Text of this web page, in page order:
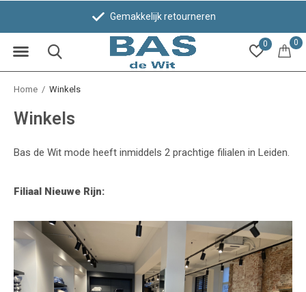
0 0
Gemakkelijk retourneren
Home Winkels
Winkels
Bas de Wit mode heeft inmiddels 2 prachtige filialen in Leiden.
Filiaal Nieuwe Rijn: